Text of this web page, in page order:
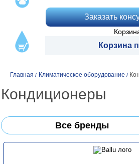
Заказать
Корзина
Главная / Климатическое оборудование /
Кондиционеры
Все бренды